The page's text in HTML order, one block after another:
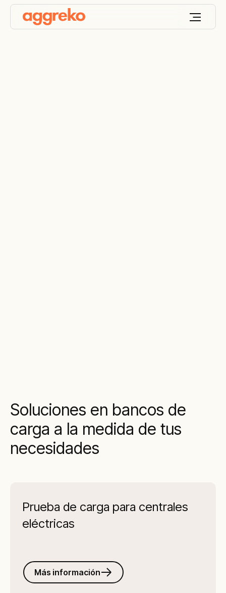
Soluciones en bancos de
carga a la medida de tus
necesidades
Prueba de carga para centrales
eléctricas
Más información